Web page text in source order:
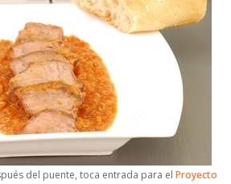
del puente, toca entrada para el Proyecto